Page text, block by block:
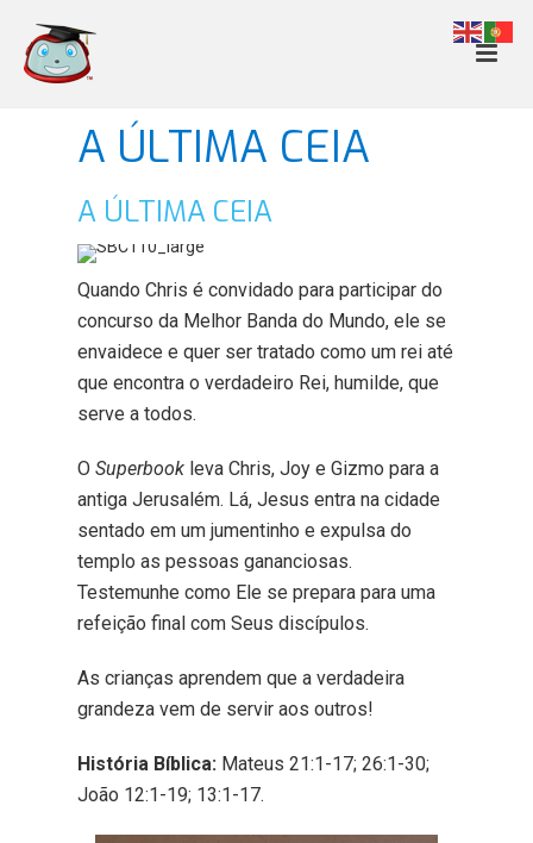
A ÚLTIMA CEIA
A ÚLTIMA CEIA
Quando Chris é convidado para participar do
concurso da Melhor Banda do Mundo, ele se
envaidece e quer ser tratado como um rei até
que encontra o verdadeiro Rei, humilde, que
serve a todos.
O Superbook leva Chris, Joy e Gizmo para a
antiga Jerusalém. Lá, Jesus entra na cidade
sentado em um jumentinho e expulsa do
templo as pessoas gananciosas.
Testemunhe como Ele se prepara para uma
refeição final com Seus discípulos.
As crianças aprendem que a verdadeira
grandeza vem de servir aos outros!
História Bíblica: Mateus 21:1-17; 26:1-30;
João 12:1-19; 13:1-17.